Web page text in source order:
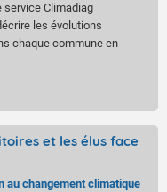
service Climadiag
les évolutions
chaque commune en
et les élus face
au changement climatique